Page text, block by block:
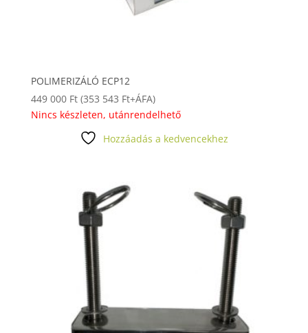
POLIMERIZÁLÓ ECP12
449 000 Ft (353 543 Ft+ÁFA)
Nincs készleten, utánrendelhető
Hozzáadás a kedvencekhez